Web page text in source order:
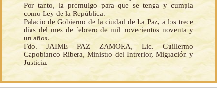
Por tanto, la promulgo para que se tenga y cumpla
como Ley de la República.
Palacio de Gobierno de la ciudad de La Paz, a los trece
días del mes de febrero de mil novecientos noventa y
un años.
Fdo. JAIME PAZ ZAMORA, Lic. Guillermo
Capobianco Ribera, Ministro del Intrerior, Migración y
Justicia.